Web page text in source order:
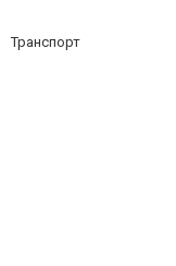
Транспорт